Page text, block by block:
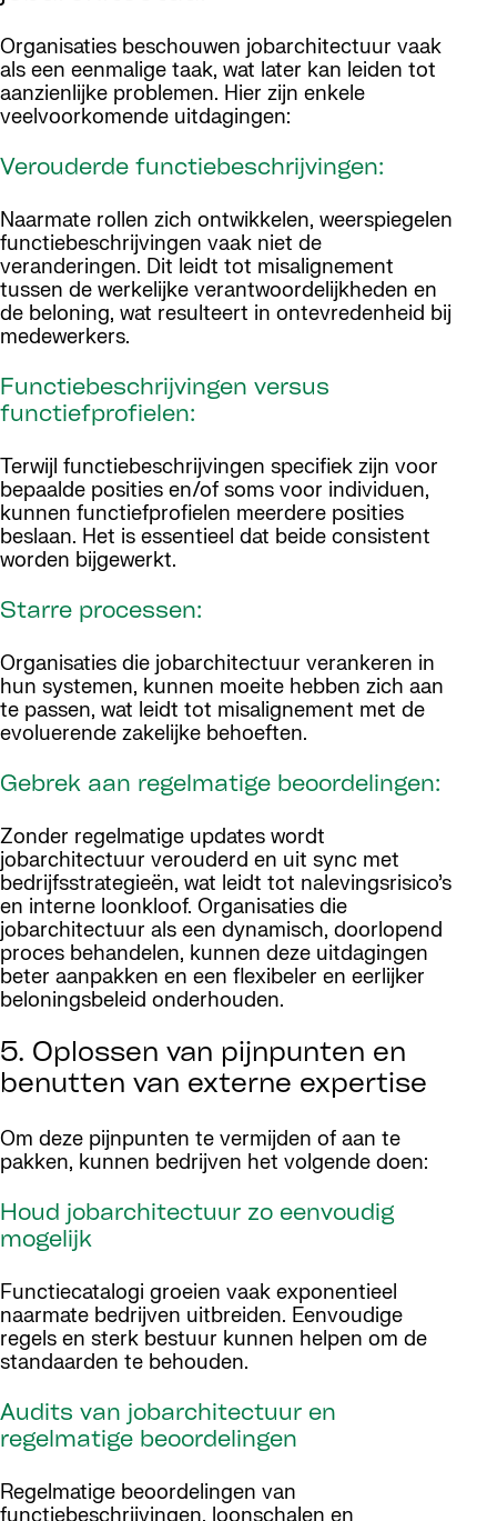
Organisaties beschouwen jobarchitectuur vaak
als een eenmalige taak, wat later kan leiden tot
aanzienlijke problemen. Hier zijn enkele
veelvoorkomende uitdagingen:
Verouderde functiebeschrijvingen:
Naarmate rollen zich ontwikkelen, weerspiegelen
functiebeschrijvingen vaak niet de
veranderingen. Dit leidt tot misalignement
tussen de werkelijke verantwoordelijkheden en
de beloning, wat resulteert in ontevredenheid bij
medewerkers.
Functiebeschrijvingen versus
functiefprofielen:
Terwijl functiebeschrijvingen specifiek zijn voor
bepaalde posities en/of soms voor individuen,
kunnen functiefprofielen meerdere posities
beslaan. Het is essentieel dat beide consistent
worden bijgewerkt.
Starre processen:
Organisaties die jobarchitectuur verankeren in
hun systemen, kunnen moeite hebben zich aan
te passen, wat leidt tot misalignement met de
evoluerende zakelijke behoeften.
Gebrek aan regelmatige beoordelingen:
Zonder regelmatige updates wordt
jobarchitectuur verouderd en uit sync met
bedrijfsstrategieën, wat leidt tot nalevingsrisico’s
en interne loonkloof. Organisaties die
jobarchitectuur als een dynamisch, doorlopend
proces behandelen, kunnen deze uitdagingen
beter aanpakken en een flexibeler en eerlijker
beloningsbeleid onderhouden.
5. Oplossen van pijnpunten en
benutten van externe expertise
Om deze pijnpunten te vermijden of aan te
pakken, kunnen bedrijven het volgende doen:
Houd jobarchitectuur zo eenvoudig
mogelijk
Functiecatalogi groeien vaak exponentieel
naarmate bedrijven uitbreiden. Eenvoudige
regels en sterk bestuur kunnen helpen om de
standaarden te behouden.
Audits van jobarchitectuur en
regelmatige beoordelingen
Regelmatige beoordelingen van